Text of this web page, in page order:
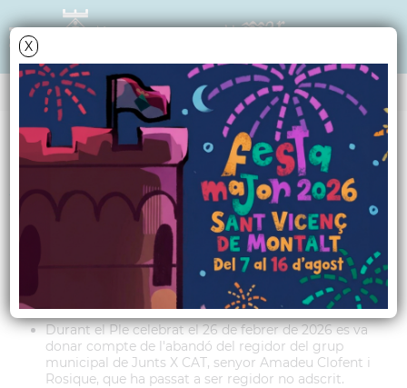
X
Data i hora oficial: 08-08-2026 18:28:42
EL PLE MUNICIPAL
Composició plenari
2023-2027
LEGISLATURA 2023-2027
Durant el Ple celebrat el 26 de febrer de 2026 es va
donar compte de l'abandó del regidor del grup
municipal de Junts X CAT, senyor Amadeu Clofent i
Rosique, que ha passat a ser regidor no adscrit.